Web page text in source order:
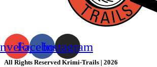
FacebookInstagram
All Rights Reserved Krimi-Trails | 2026